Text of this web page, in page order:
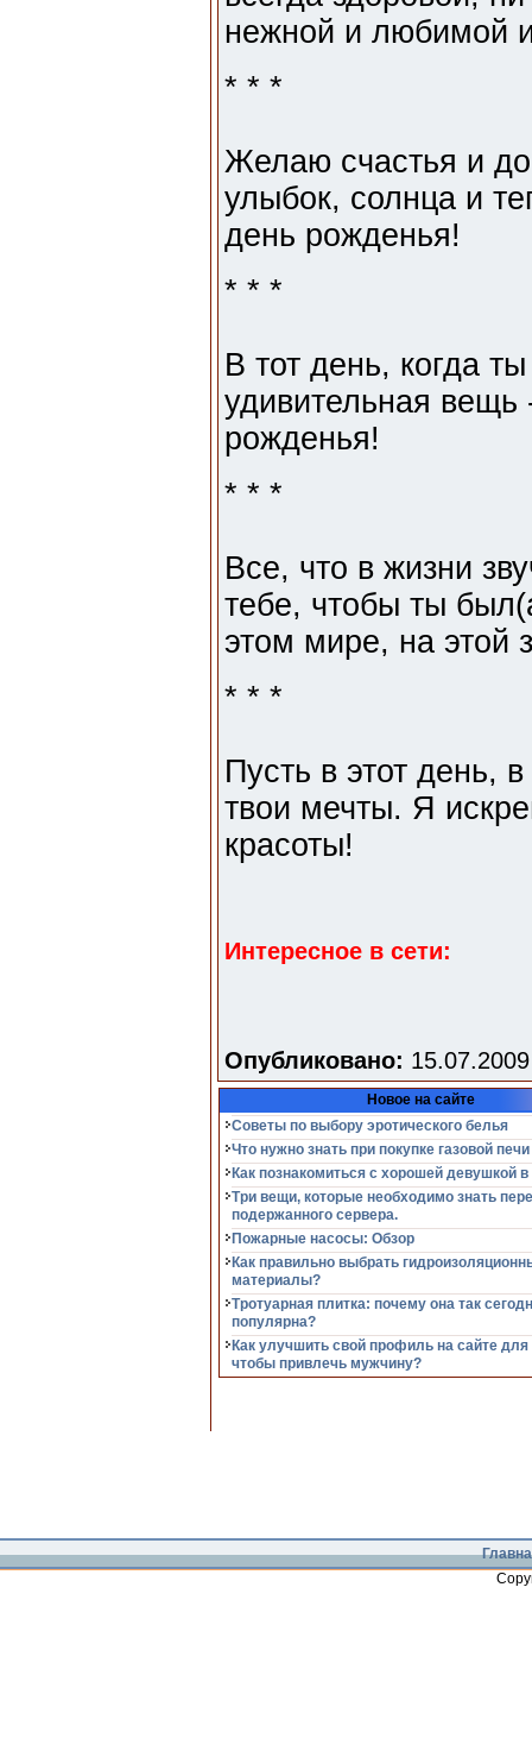
нежной и любимой
* * *
Желаю счастья и
улыбок, солнца и
день рожденья!
* * *
В тот день, когда
удивительная
рожденья!
* * *
Все, что в жизни
тебе, чтобы ты
этом мире, на этой
* * *
Пусть в этот день,
твои мечты. Я
красоты!
Интересное в сети:
Опубликовано:
Новое на сайте
Советы по выбору эротического белья
Что нужно знать при покупке газовой печи
Как познакомиться с хорошей девушкой в
Три вещи, которые необходимо знать
подержанного сервера.
Пожарные насосы: Обзор
Как правильно выбрать
материалы?
Тротуарная плитка: почему она так
популярна?
Как улучшить свой профиль на сайте для
чтобы привлечь мужчину?